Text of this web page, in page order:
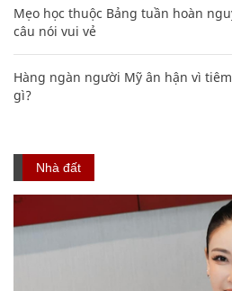
Mẹo học thuộc Bảng tuần hoàn
câu nói vui vẻ
Hàng ngàn người Mỹ ân hận vì tiêm
gì?
Nhà đất